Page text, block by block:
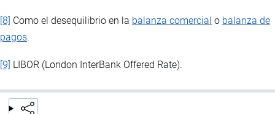
[8] Como el desequilibrio en la balanza comercial o balanza de
pagos.
[9] LIBOR (London InterBank Offered Rate).